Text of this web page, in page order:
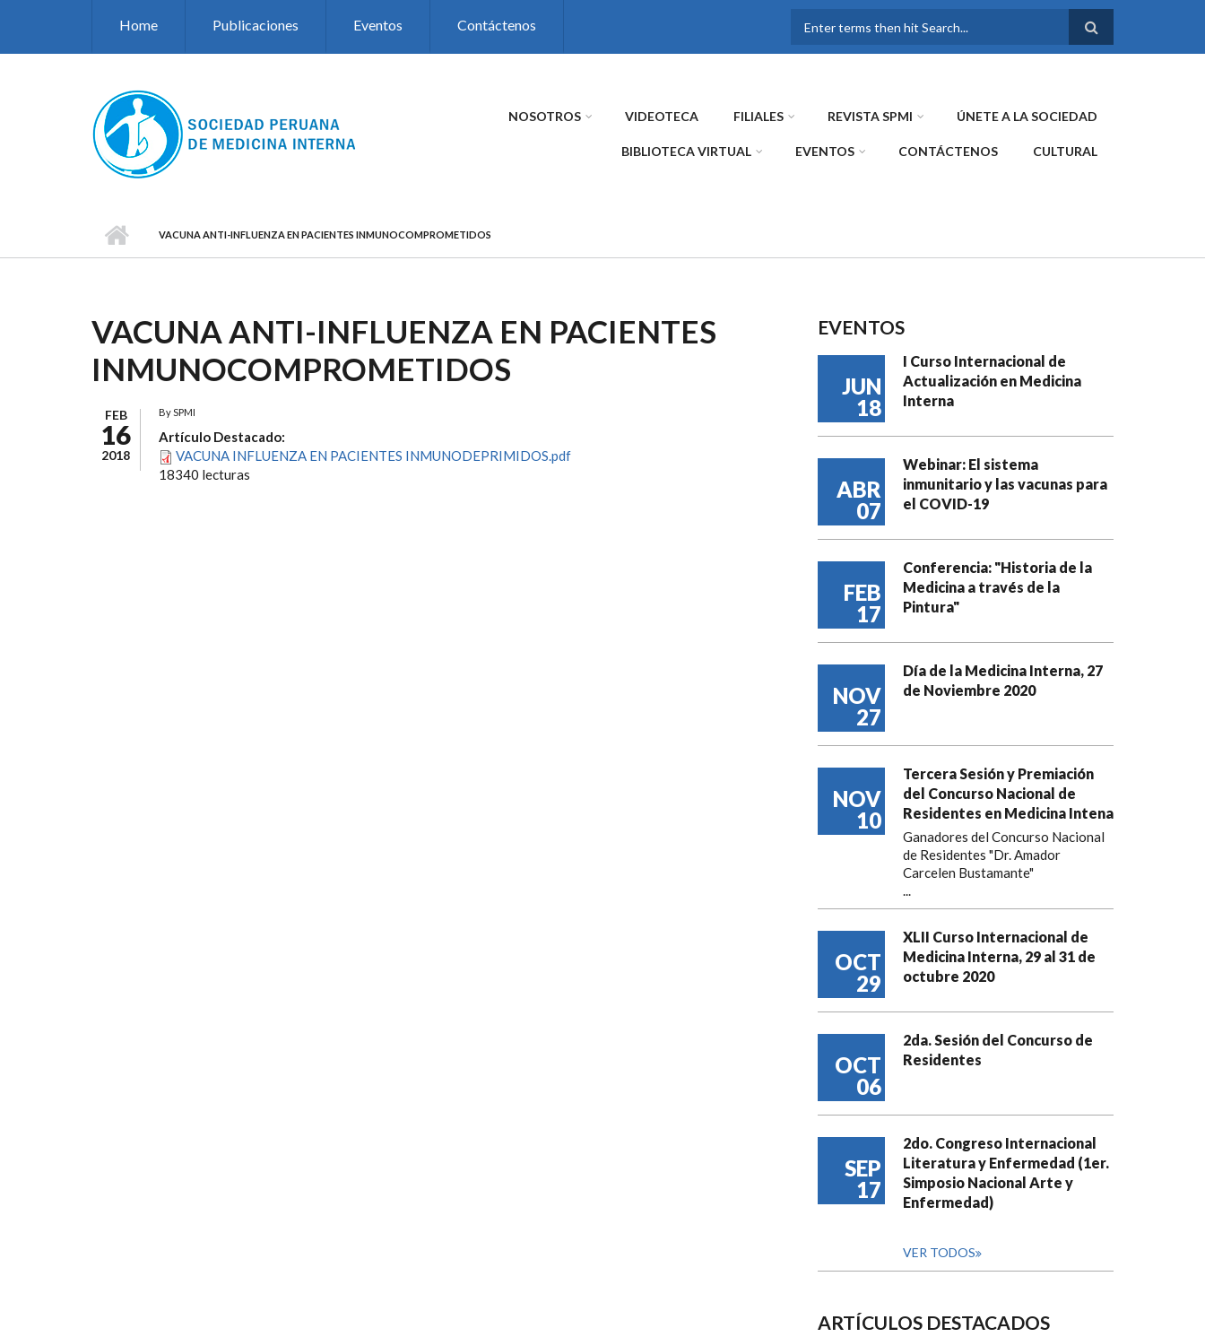
Home Publicaciones Eventos Contáctenos
FORMULARIO DE
NOSOTROS VIDEOTECA FILIALES REVISTA SPMI ÚNETE A LA SOCIEDAD
BIBLIOTECA VIRTUAL EVENTOS CONTÁCTENOS CULTURAL
VACUNA ANTI-INFLUENZA EN PACIENTES INMUNOCOMPROMETIDOS
VACUNA ANTI-INFLUENZA EN PACIENTES
INMUNOCOMPROMETIDOS
FEB
16
2018
BySPMI
Artículo Destacado:
VACUNA INFLUENZA EN PACIENTES INMUNODEPRIMIDOS.pdf
18340 lecturas
EVENTOS
JUN
18
I Curso Internacional de
Actualización en Medicina
Interna
ABR
07
Webinar: El sistema
inmunitario y las vacunas para
el COVID-19
FEB
17
Conferencia: "Historia de la
Medicina a través de la
Pintura"
NOV
27
Día de la Medicina Interna, 27
de Noviembre 2020
NOV
10
Tercera Sesión y Premiación
del Concurso Nacional de
Residentes en Medicina Intena
Ganadores del Concurso Nacional
de Residentes "Dr. Amador
Carcelen Bustamante"
...
OCT
29
XLII Curso Internacional de
Medicina Interna, 29 al 31 de
octubre 2020
OCT
06
2da. Sesión del Concurso de
Residentes
SEP
17
2do. Congreso Internacional
Literatura y Enfermedad (1er.
Simposio Nacional Arte y
Enfermedad)
VER TODOS
ARTÍCULOS DESTACADOS